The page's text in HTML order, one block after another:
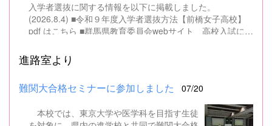
入学者選抜に関する情報を以下に掲載しました。
(2026.8.4) ■令和９年度入学者選抜方法【前橋女子高校】
pdf はこちら ■群馬県教育委員会webサイト 高校入試に関
進路室より
難関大合格セミナーに参加しました 07/20
本校では、東京大学や医学科を目指す生徒